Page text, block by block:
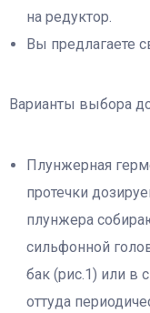
на редуктор.
Вы предлагаете
Варианты выбора
Плунжерная
протечки
плунжера
сильфонной
бак (рис.1) или в
оттуда